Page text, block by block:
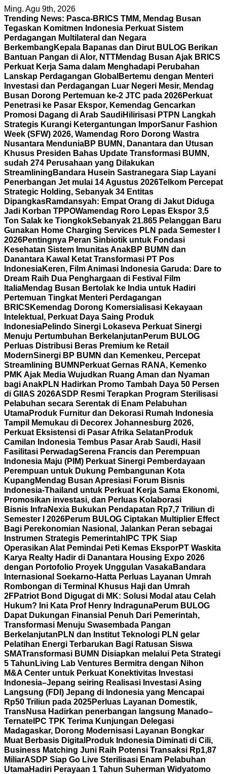
Skip
to
content
Ming. Agu 9th, 2026
Trending News: Pasca-BRICS TMM, Mendag Busan
Tegaskan Komitmen Indonesia Perkuat Sistem
Perdagangan Multilateral dan Negara
Berkembang Kepala Bapanas dan Dirut BULOG Berikan
Bantuan Pangan di Alor, NTTMendag Busan Ajak BRICS
Perkuat Kerja Sama dalam Menghadapi Perubahan
Lanskap Perdagangan Global Bertemu dengan Menteri
Investasi dan Perdagangan Luar Negeri Mesir, Mendag
Busan Dorong Pertemuan ke-2 JTC pada 2026Perkuat
Penetrasi ke Pasar Ekspor, Kemendag Gencarkan
Promosi Dagang di Arab SaudiHilirisasi PTPN Langkah
Strategis Kurangi Ketergantungan ImporSanur Fashion
Week (SFW) 2026, Wamendag Roro Dorong Wastra
Nusantara MenduniaBP BUMN, Danantara dan Utusan
Khusus Presiden Bahas Update Transformasi BUMN,
sudah 274 Perusahaan yang Dilakukan
Streamlining Bandara Husein Sastranegara Siap Layani
Penerbangan Jet mulai 14 Agustus 2026Telkom Percepat
Strategic Holding, Sebanyak 34 Entitas
DipangkasRamdansyah: Empat Orang di Jakut Diduga
Jadi Korban TPPOWamendag Roro Lepas Ekspor 3,5
Ton Salak ke TiongkokSebanyak 21.865 Pelanggan Baru
Gunakan Home Charging Services PLN pada Semester I
2026Pentingnya Peran Sinbiotik untuk Fondasi
Kesehatan Sistem Imunitas AnakBP BUMN dan
Danantara Kawal Ketat Transformasi PT Pos
IndonesiaKeren, Film Animasi Indonesia Garuda: Dare to
Dream Raih Dua Penghargaan di Festival Film
ItaliaMendag Busan Bertolak ke India untuk Hadiri
Pertemuan Tingkat Menteri Perdagangan
BRICS Kemendag Dorong Komersialisasi Kekayaan
Intelektual, Perkuat Daya Saing Produk
IndonesiaPelindo Sinergi Lokaseva Perkuat Sinergi
Menuju Pertumbuhan Berkelanjutan Perum BULOG
Perluas Distribusi Beras Premium ke Retail
ModernSinergi BP BUMN dan Kemenkeu, Percepat
Streamlining BUMN Perkuat Gernas RANA, Kemenko
PMK Ajak Media Wujudkan Ruang Aman dan Nyaman
bagi AnakPLN Hadirkan Promo Tambah Daya 50 Persen
di GIIAS 2026ASDP Resmi Terapkan Program Sterilisasi
Pelabuhan secara Serentak di Enam Pelabuhan
UtamaProduk Furnitur dan Dekorasi Rumah Indonesia
Tampil Memukau di Decorex Johannesburg 2026,
Perkuat Eksistensi di Pasar Afrika Selatan Produk
Camilan Indonesia Tembus Pasar Arab Saudi, Hasil
Fasilitasi PerwadagSerena Francis dan Perempuan
Indonesia Maju (PIM) Perkuat Sinergi Pemberdayaan
Perempuan untuk Dukung Pembangunan Kota
Kupang Mendag Busan Apresiasi Forum Bisnis
Indonesia-Thailand untuk Perkuat Kerja Sama Ekonomi,
Promosikan investasi, dan Perluas Kolaborasi
Bisnis InfraNexia Bukukan Pendapatan Rp7,7 Triliun di
Semester I 2026Perum BULOG Ciptakan Multiplier Effect
Bagi Perekonomian Nasional, Jalankan Peran sebagai
Instrumen Strategis Pemerintah IPC TPK Siap
Operasikan Alat Pemindai Peti Kemas EksporPT Waskita
Karya Realty Hadir di Danantara Housing Expo 2026
dengan Portofolio Proyek Unggulan VasakaBandara
Internasional Soekarno-Hatta Perluas Layanan Umrah
Rombongan di Terminal Khusus Haji dan Umrah
2FPatriot Bond Digugat di MK: Solusi Modal atau Celah
Hukum? Ini Kata Prof Henry IndragunaPerum BULOG
Dapat Dukungan Finansial Penuh Dari Pemerintah,
Transformasi Menuju Swasembada Pangan
Berkelanjutan PLN dan Institut Teknologi PLN gelar
Pelatihan Energi Terbarukan Bagi Ratusan Siswa
SMATransformasi BUMN Disiapkan melalui Peta Strategi
5 Tahun Living Lab Ventures Bermitra dengan Nihon
M&A Center untuk Perkuat Konektivitas Investasi
Indonesia–Jepang seiring Realisasi Investasi Asing
Langsung (FDI) Jepang di Indonesia yang Mencapai
Rp50 Triliun pada 2025Perluas Layanan Domestik,
TransNusa Hadirkan penerbangan langsung Manado–
Ternate IPC TPK Terima Kunjungan Delegasi
Madagaskar, Dorong Modernisasi Layanan Bongkar
Muat Berbasis Digital Produk Indonesia Diminati di Cili,
Business Matching Juni Raih Potensi Transaksi Rp1,87
MiliarASDP Siap Go Live Sterilisasi Enam Pelabuhan
UtamaHadiri Perayaan 1 Tahun Suherman Widyatomo